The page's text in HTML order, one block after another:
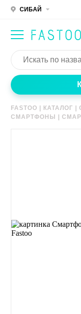
СИБАЙ
FASTOO КАТАЛОГ |
СМАРТФОНЫ
|